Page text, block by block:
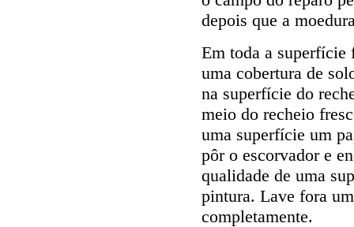
depois que a
Em toda a superfície
uma cobertura de
na superfície do
meio do recheio
uma superfície um
pôr o escorvador e
qualidade de uma
pintura. Lave fora
completamente.